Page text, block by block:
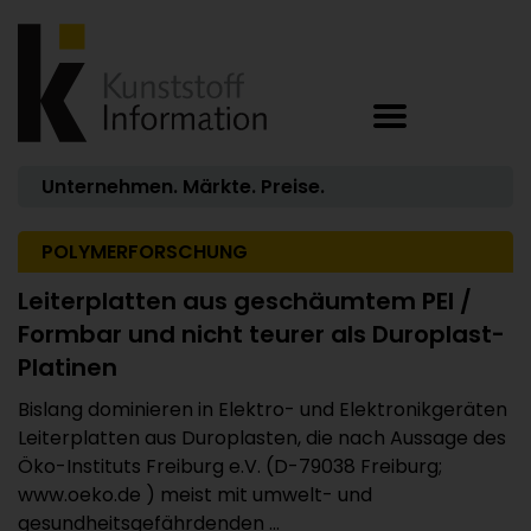
Unternehmen. Märkte. Preise.
POLYMERFORSCHUNG
Leiterplatten aus geschäumtem PEI /
Formbar und nicht teurer als Duroplast-
Platinen
Bislang dominieren in Elektro- und Elektronikgeräten
Leiterplatten aus Duroplasten, die nach Aussage des
Öko-Instituts Freiburg e.V. (D-79038 Freiburg;
www.oeko.de ) meist mit umwelt- und
gesundheitsgefährdenden ...